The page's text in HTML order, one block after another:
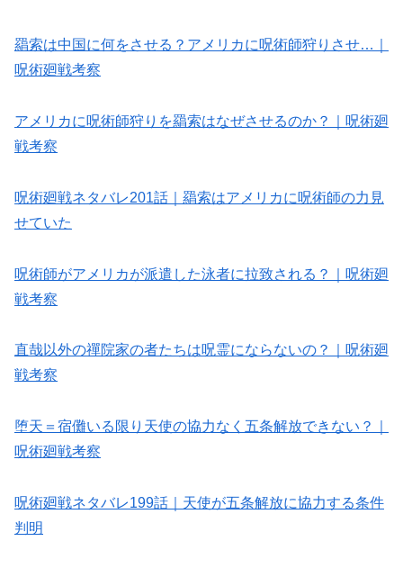
羂索は中国に何をさせる？アメリカに呪術師狩りさせ…｜
呪術廻戦考察
アメリカに呪術師狩りを羂索はなぜさせるのか？｜呪術廻
戦考察
呪術廻戦ネタバレ201話｜羂索はアメリカに呪術師の力見
せていた
呪術師がアメリカが派遣した泳者に拉致される？｜呪術廻
戦考察
直哉以外の禪院家の者たちは呪霊にならないの？｜呪術廻
戦考察
堕天＝宿儺いる限り天使の協力なく五条解放できない？｜
呪術廻戦考察
呪術廻戦ネタバレ199話｜天使が五条解放に協力する条件
判明